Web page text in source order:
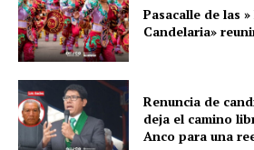
Pasacalle de las
Candelaria»
Renuncia de
deja el camino
Anco para una